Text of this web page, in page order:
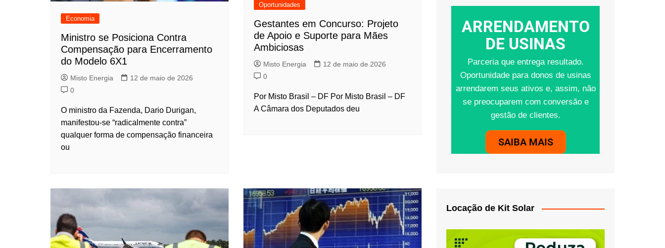
Economia
Ministro se Posiciona Contra
Compensação para Encerramento
do Modelo 6X1
Misto Energia
12 de maio de 2026
0
O ministro da Fazenda, Dario Durigan,
manifestou-se “radicalmente contra”
qualquer forma de compensação financeira
ou
Oportunidades
Gestantes em Concurso: Projeto
de Apoio e Suporte para Mães
Ambiciosas
Misto Energia
12 de maio de 2026
0
Por Misto Brasil – DF Por Misto Brasil – DF
A Câmara dos Deputados deu
ARRENDAMENTO
DE USINAS
Parceria que entrega resultado.
Oportunidade para donos de usinas
arrendarem seus ativos e, assim, não
se preocuparem com conversão e
gestão de clientes.
SAIBA MAIS
Locação de Kit Solar